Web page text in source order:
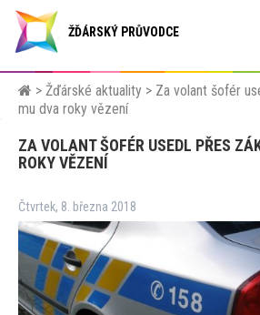
ŽĎÁRSKÝ PRŮVODCE
> Žďárské aktuality > Za volant šofér
mu dva roky vězení
ZA VOLANT ŠOFÉR USEDL PŘES
ROKY VĚZENÍ
Čtvrtek, 8. března 2018